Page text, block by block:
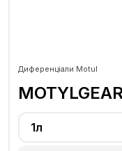
Диференціали Motul
1л